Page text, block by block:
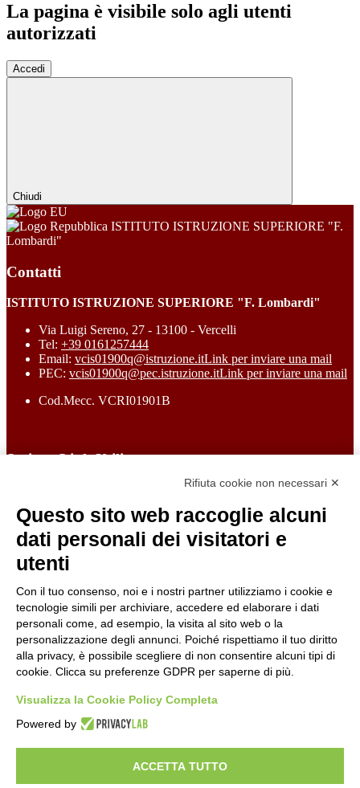
La pagina è visibile solo agli utenti
autorizzati
Accedi
Chiudi
ISTITUTO ISTRUZIONE SUPERIORE "F.
Lombardi"
Contatti
ISTITUTO ISTRUZIONE SUPERIORE "F. Lombardi"
Via Luigi Sereno, 27 - 13100 - Vercelli
Tel: +39 0161257444
Email: vcis01900q@istruzione.itLink per inviare una mail
PEC: vcis01900q@pec.istruzione.itLink per inviare una mail
Cod.Mecc. VCRI01901B
Sezione Link Utili
Informativa Privacy
Ufficio Relazioni con il Pubblico
Dichiarazione di accessibilità
Obiettivi di accessibilità
Gestione consensi cookie
Amministrazione trasparente
Pagina visualizzata
228 volte
Sezione Copyright
Copyright 2026 | Engineered and powered by Gruppo Spaggiari
Parma S.p.A. | Divisione Publishing & New Social Media
Rifiuta cookie non necessari ✕
Questo sito web raccoglie alcuni
dati personali dei visitatori e
utenti
Con il tuo consenso, noi e i nostri partner utilizziamo i cookie e
tecnologie simili per archiviare, accedere ed elaborare i dati
personali come, ad esempio, la visita al sito web o la
personalizzazione degli annunci. Poiché rispettiamo il tuo diritto
alla privacy, è possibile scegliere di non consentire alcuni tipi di
cookie. Clicca su preferenze GDPR per saperne di più.
Visualizza la Cookie Policy Completa
Powered by
ACCETTA TUTTO